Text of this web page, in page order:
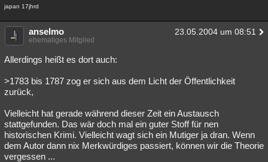
japan 17jhrd
anselmo 23.05.2004 um 08:51
ehemaliges Mitglied
Allerdings heißt es dort auch:
>1783 bis 1787 zog er sich aus dem Licht der Öffentlichkeit
zurück,
Vielleicht hat gerade während dieser Zeit ein Austausch
stattgefunden. Das wär doch mal ein guter Stoff für nen
historischen Krimi. Vielleicht wagt sich ein Mutiger ja dran. Wenn
dem Autor dann nix Merkwürdiges passiert, können wir die Theorie
vergessen ...